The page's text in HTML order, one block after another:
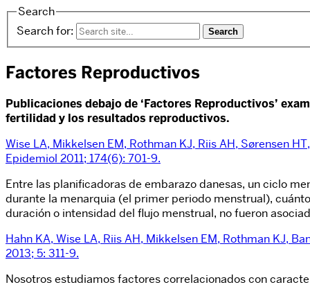
Search
Search for:
Factores Reproductivos
Publicaciones debajo de ‘Factores Reproductivos’
fertilidad y los resultados reproductivos.
Wise LA, Mikkelsen EM, Rothman KJ, Riis AH, Sørensen
Epidemiol 2011; 174(6): 701-9.
Entre las planificadoras de embarazo danesas, un ciclo
durante la menarquia (el primer periodo menstrual),
duración o intensidad del flujo menstrual, no fueron
Hahn KA, Wise LA, Riis AH, Mikkelsen EM, Rothman KJ,
2013; 5: 311-9.
Nosotros estudiamos factores correlacionados con